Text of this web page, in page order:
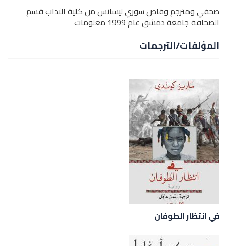
صحفي ومترجم وقاص سوري ليسانس من كلية الآداب قسم
الصحافة جامعة دمشق عام 1999 معلومات
المؤلفات/الترجمات
في انتظار الطوفان